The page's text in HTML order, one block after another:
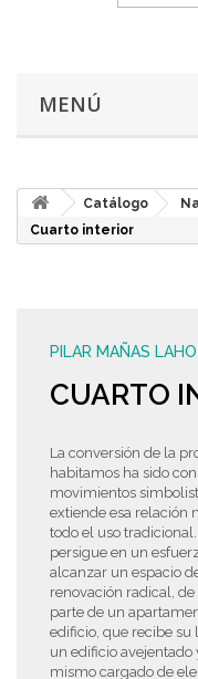
MENÚ
Catálogo
Cuarto interior
PILAR MAÑAS
CUARTO
La conversión de la
habitamos ha sido
movimientos
extiende esa relación
todo el uso
persigue en un
alcanzar un espacio
renovación radical,
parte de un
edificio, que recibe su
un edificio avejentado
mismo cargado de